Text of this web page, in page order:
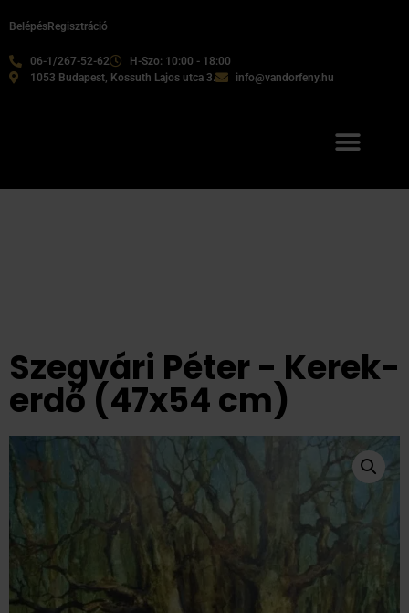
06-1/267-52-62
H-Szo: 10:00 - 18:00
1053 Budapest, Kossuth Lajos utca 3.
info@vandorfeny.hu
BelépésRegisztráció
Szegvári Péter - Kerek-
erdő (47x54 cm)